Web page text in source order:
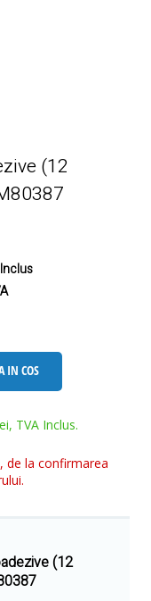
(12
IN COS
TVA Inclus.
de la confirmarea
(12